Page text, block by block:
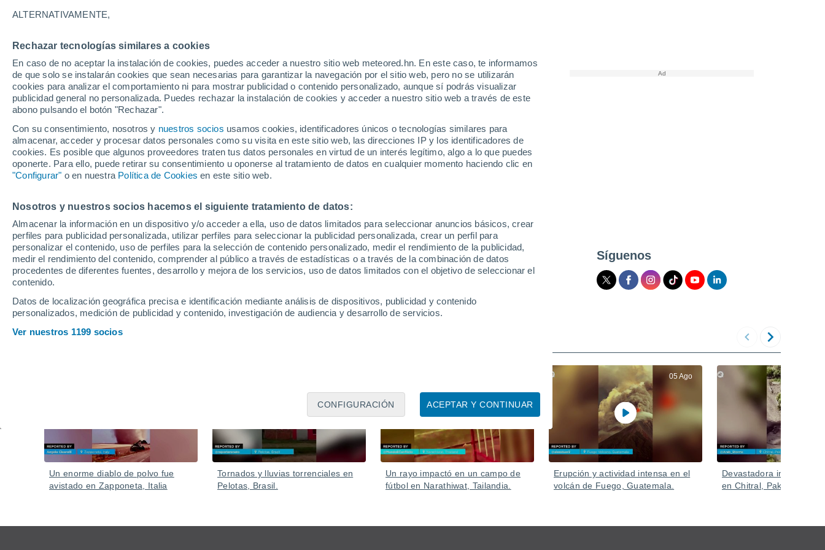
ALTERNATIVAMENTE,
Rechazar tecnologías similares a cookies
En caso de no aceptar la instalación de cookies, puedes acceder a nuestro sitio web meteored.hn. En este caso, te informamos
de que solo se instalarán cookies que sean necesarias para garantizar la navegación por el sitio web, pero no se utilizarán
cookies para analizar el comportamiento ni para mostrar publicidad o contenido personalizado, aunque sí podrás visualizar
publicidad general no personalizada. Puedes rechazar la instalación de cookies y acceder a nuestro sitio web a través de este
abono pulsando el botón "Rechazar".
Con su consentimiento, nosotros y nuestros socios usamos cookies, identificadores únicos o tecnologías similares para
almacenar, acceder y procesar datos personales como su visita en este sitio web, las direcciones IP y los identificadores de
cookies. Es posible que algunos proveedores traten tus datos personales en virtud de un interés legítimo, algo a lo que puedes
oponerte. Para ello, puede retirar su consentimiento u oponerse al tratamiento de datos en cualquier momento haciendo clic en
"Configurar" o en nuestra Política de Cookies en este sitio web.
Nosotros y nuestros socios hacemos el siguiente tratamiento de datos:
Almacenar la información en un dispositivo y/o acceder a ella, uso de datos limitados para seleccionar anuncios básicos, crear
perfiles para publicidad personalizada, utilizar perfiles para seleccionar la publicidad personalizada, crear un perfil para
personalizar el contenido, uso de perfiles para la selección de contenido personalizado, medir el rendimiento de la publicidad,
medir el rendimiento del contenido, comprender al público a través de estadísticas o a través de la combinación de datos
procedentes de diferentes fuentes, desarrollo y mejora de los servicios, uso de datos limitados con el objetivo de seleccionar el
contenido.
Datos de localización geográfica precisa e identificación mediante análisis de dispositivos, publicidad y contenido
personalizados, medición de publicidad y contenido, investigación de audiencia y desarrollo de servicios.
Ver nuestros 1199 socios
ACEPTAR Y CONTINUAR
CONFIGURACIÓN
¡Catastróficos incendios forestales en las
montañas de Guangxi, China! Ya han ardido
miles de hectáreas.
Se han desplegado miles de bomberos, junto con numerosos medios aéreos para combatir los fuegos.
Síguenos
Vídeos
Un enorme diablo de polvo fue
avistado en Zapponeta, Italia
Tornados y lluvias torrenciales en
Pelotas, Brasil.
Un rayo impactó en un campo de
fútbol en Narathiwat, Tailandia.
05 Ago
Erupción y actividad intensa en el
volcán de Fuego, Guatemala.
Devastadora inundación
en Chitral, Pakistán.